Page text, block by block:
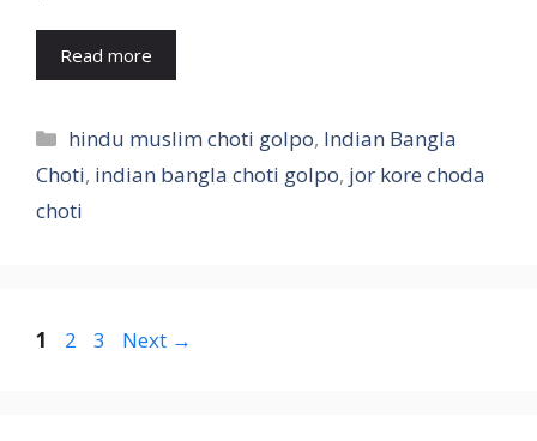
Read more
Categories
hindu muslim choti golpo, Indian Bangla
Choti, indian bangla choti golpo, jor kore choda
choti
Page
1 Page
2 Page
3 Next →